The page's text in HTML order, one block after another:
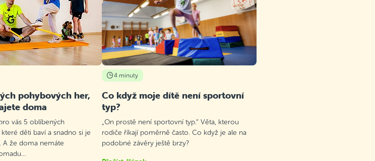
pohybových her,
doma
vás 5 oblíbených
děti baví a snadno si je
A že doma nemáte
4 minuty
Co když moje dítě není sportovní
typ?
„On prostě není sportovní typ.“ Věta, kterou
rodiče říkají poměrně často. Co když je ale na
podobné závěry ještě brzy?